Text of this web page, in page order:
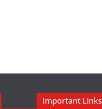
Important Links